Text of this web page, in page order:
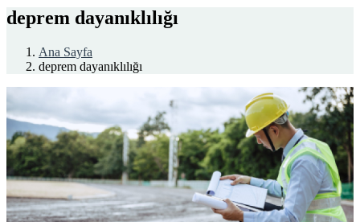
deprem dayanıklılığı
Ana Sayfa
deprem dayanıklılığı